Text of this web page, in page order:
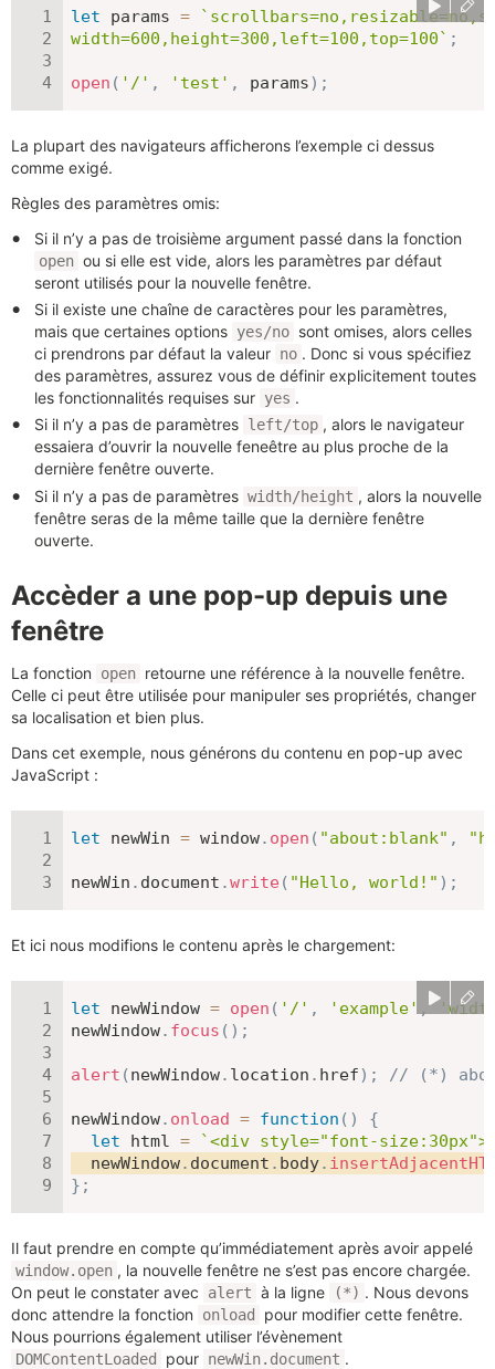
let params = `
width=600,height=300,left=100,top=100` ;
open ( '/' , 'test' , params) ;
La plupart des navigateurs afficherons l’exemple ci dessus
comme exigé.
Règles des paramètres omis:
Si il n’y a pas de troisième argument passé dans la fonction
open ou si elle est vide, alors les paramètres par défaut
seront utilisés pour la nouvelle fenêtre.
Si il existe une chaîne de caractères pour les paramètres,
mais que certaines options yes/no sont omises, alors celles
ci prendrons par défaut la valeur no . Donc si vous spécifiez
des paramètres, assurez vous de définir explicitement toutes
les fonctionnalités requises sur yes .
Si il n’y a pas de paramètres left/top , alors le navigateur
essaiera d’ouvrir la nouvelle feneêtre au plus proche de la
dernière fenêtre ouverte.
Si il n’y a pas de paramètres width/height , alors la nouvelle
fenêtre seras de la même taille que la dernière fenêtre
ouverte.
Accèder a une pop-up depuis une
fenêtre
La fonction open retourne une référence à la nouvelle fenêtre.
Celle ci peut être utilisée pour manipuler ses propriétés, changer
sa localisation et bien plus.
Dans cet exemple, nous générons du contenu en pop-up avec
JavaScript :
let newWin = window. open ( "about:blank" ,
newWin . document .write ( "Hello, world!" ) ;
Et ici nous modifions le contenu après le chargement:
let newWindow = open ( '/' , 'example' ,
newWindow. focus ( ) ;
alert (newWindow. location . href) ; // (*)
newWindow. onload = function ( )
{
let html = `<div style="font-
  newWindow
. document . body.
} ;
Il faut prendre en compte qu’immédiatement après avoir appelé
window.open , la nouvelle fenêtre ne s’est pas encore chargée.
On peut le constater avec
alert à la ligne (*) . Nous devons
donc attendre la fonction
onload
pour modifier cette fenêtre.
Nous pourrions également utiliser l’évènement
DOMContentLoaded pour newWin.document .